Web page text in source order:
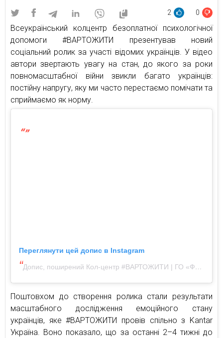
2 0
Всеукраїнський колцентр безоплатної психологічної
допомоги #ВАРТОЖИТИ презентував новий
соціальний ролик за участі відомих українців. У відео
автори звертають увагу на стан, до якого за роки
повномасштабної війни звикли багато українців:
постійну напругу, яку ми часто перестаємо помічати та
сприймаємо як норму.
Переглянути цей допис в Instagram
Допис, поширений Кол-центр #ВАРТОЖИТИ | ГО «Фонд Яніни Соколової» (@vartozhyty)
Поштовхом до створення ролика стали результати
масштабного дослідження емоційного стану
українців, яке #ВАРТОЖИТИ провів спільно з Kantar
Україна. Воно показало, що за останні 2–4 тижні до